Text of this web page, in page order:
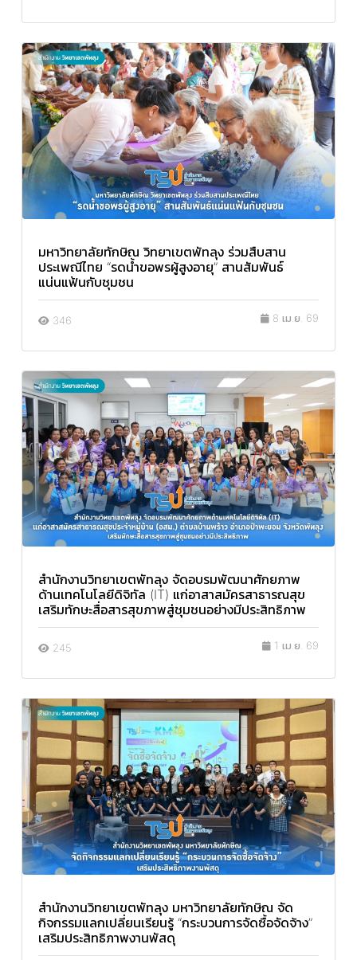
มหาวิทยาลัยทักษิณ วิทยาเขตพัทลุง ร่วมสืบสาน
ประเพณีไทย “รดน้ำขอพรผู้สูงอายุ” สานสัมพันธ์
แน่นแฟ้นกับชุมชน
346 8 เม.ย. 69
สำนักงานวิทยาเขตพัทลุง จัดอบรมพัฒนาศักยภาพ
ด้านเทคโนโลยีดิจิทัล (IT) แก่อาสาสมัครสาธารณสุข
เสริมทักษะสื่อสารสุขภาพสู่ชุมชนอย่างมีประสิทธิภาพ
245 1 เม.ย. 69
สำนักงานวิทยาเขตพัทลุง มหาวิทยาลัยทักษิณ จัด
กิจกรรมแลกเปลี่ยนเรียนรู้ “กระบวนการจัดซื้อจัดจ้าง”
เสริมประสิทธิภาพงานพัสดุ